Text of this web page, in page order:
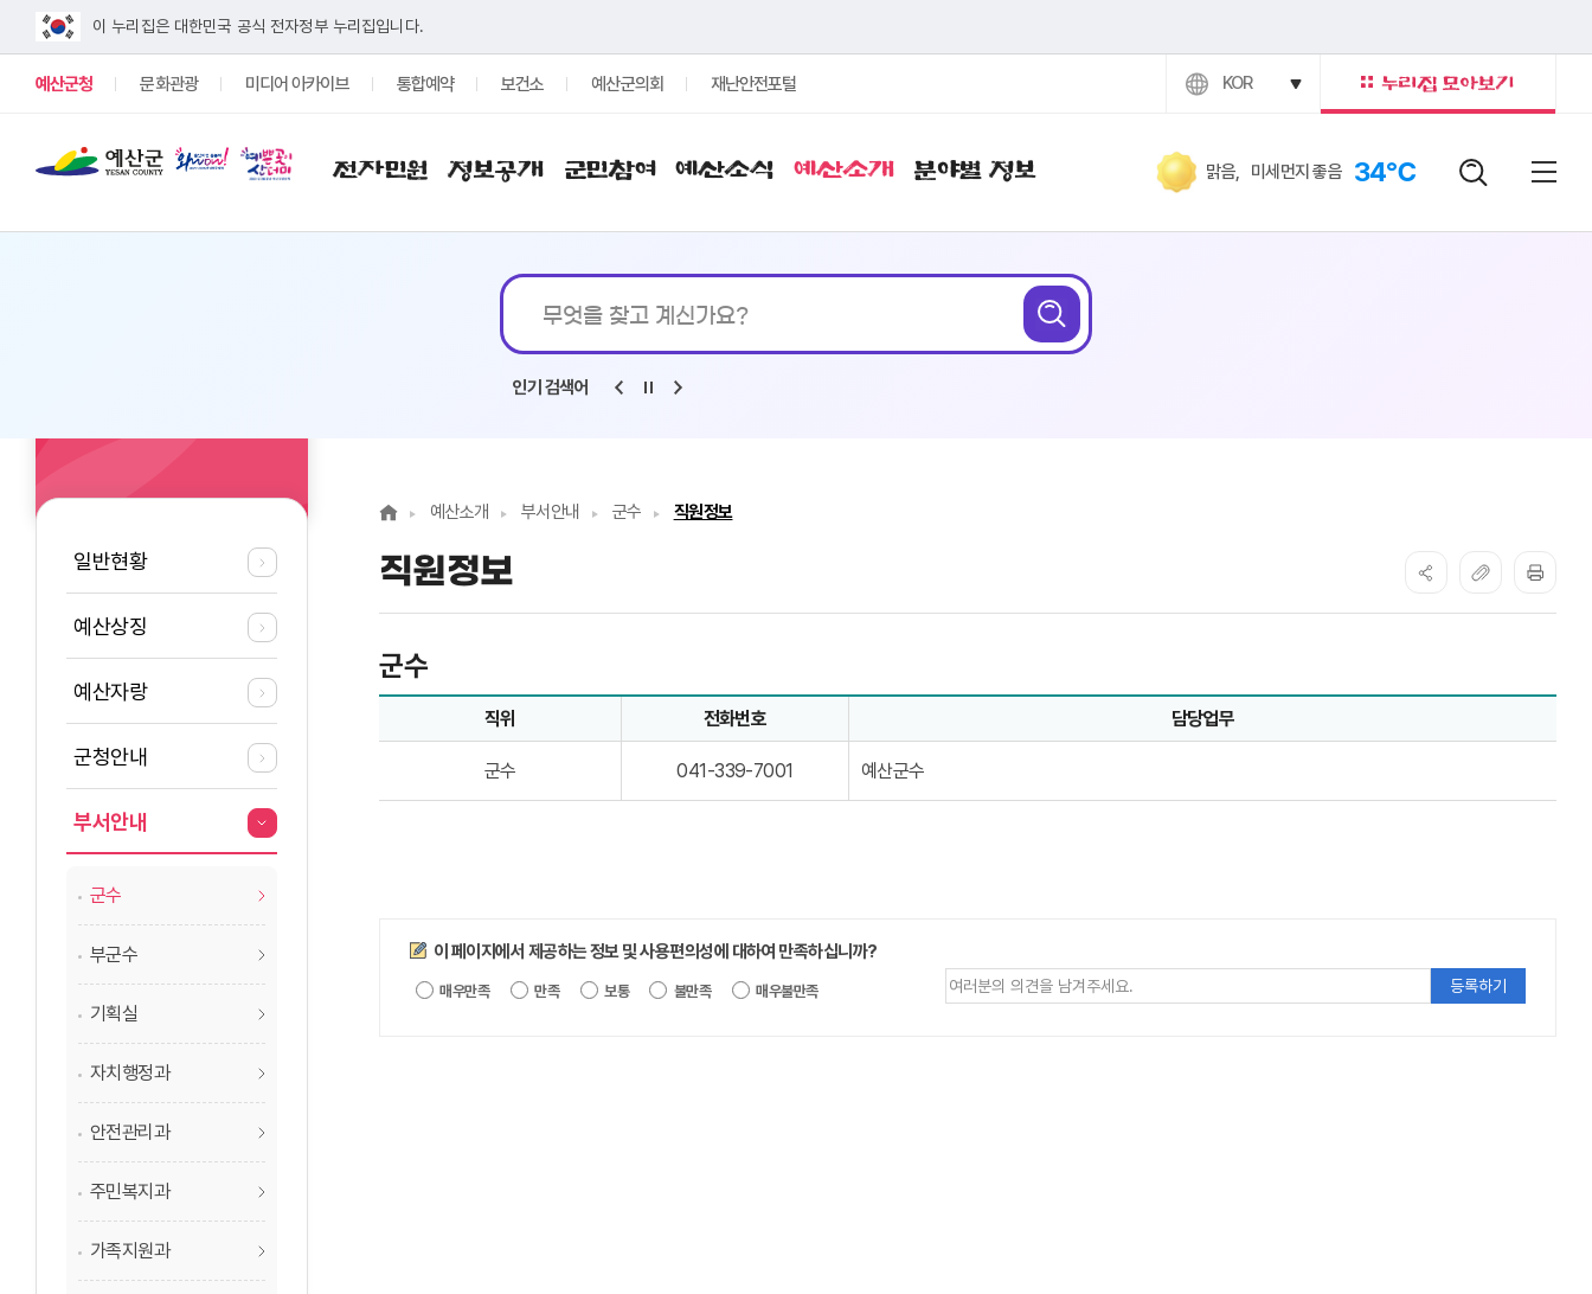
이 누리집은 대한민국 공식 전자정부 누리집입니다.
예산군청 문화관광 미디어 아카이브 통합예약 보건소 예산군의회 재난안전포털 KOR
맑음, 미세먼지 좋음 34℃
검색어
전자민원 정보공개 군민참여 예산소식 예산소개 분야별 정보
통합검색
인기 검색어
일반현황
예산상징
예산자랑
군청안내
부서안내
군수
부군수
기획실
자치행정과
안전관리과
주민복지과
가족지원과
예산소개 부서안내 군수 직원정보
직원정보
군수
군수업무담당자의 정보로 직위, 전화번호, 담당업무를 안내하고 있습니다
직위 전화번호 담당업무
군수 041-339-7001
0
1
예산군수
만족도조사
이 페이지에서 제공하는 정보 및 사용편의성에 대하여 만족하십니까?
매우만족 만족 보통 불만족 매우불만족 제공되는 정보에 대한 평가 내용을 등록해주세요